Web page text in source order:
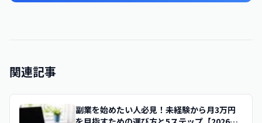
関連記事
副業を始めたい人必見！未経験から月3万円